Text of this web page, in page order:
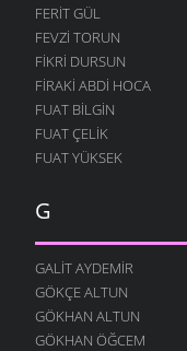
FERIT GÜL
FEVZI TORUN
FIKRI DURSUN
FIRAKI ABDI HOCA
FUAT BILGIN
FUAT ÇELIK
FUAT YÜKSEK
G
GALIT AYDEMIR
GÖKÇE ALTUN
GÖKHAN ALTUN
GÖKHAN ÖĞCEM